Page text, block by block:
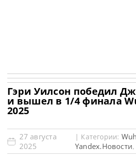
Гэри Уилсон победил
и вышел в 1/4 финала
2025
27 августа
2025
| Категории:
Yandex.Новости,